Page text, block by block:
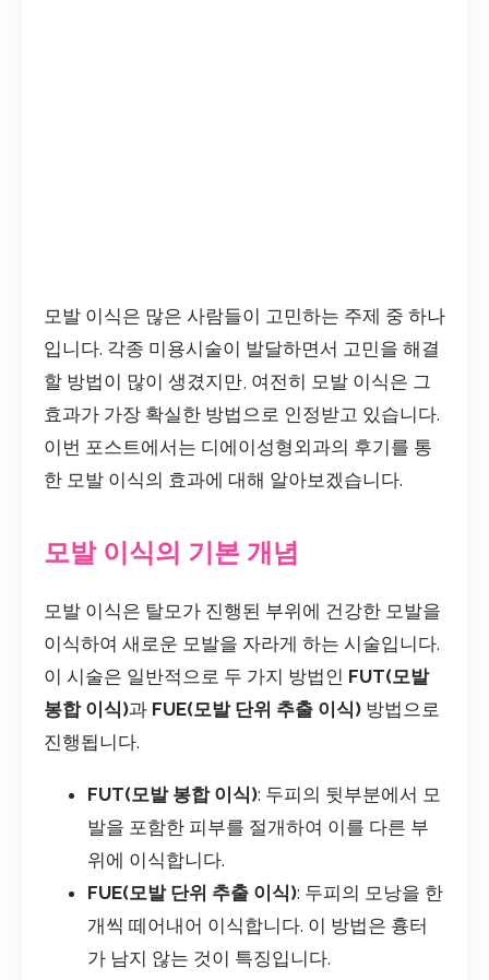
모발 이식은 많은 사람들이 고민하는 주제 중 하나
입니다. 각종 미용시술이 발달하면서 고민을 해결
할 방법이 많이 생겼지만, 여전히 모발 이식은 그
효과가 가장 확실한 방법으로 인정받고 있습니다.
이번 포스트에서는 디에이성형외과의 후기를 통
한 모발 이식의 효과에 대해 알아보겠습니다.
모발 이식의 기본 개념
모발 이식은 탈모가 진행된 부위에 건강한 모발을
이식하여 새로운 모발을 자라게 하는 시술입니다.
이 시술은 일반적으로 두 가지 방법인 FUT(모발
봉합 이식)과 FUE(모발 단위 추출 이식) 방법으로
진행됩니다.
FUT(모발 봉합 이식): 두피의 뒷부분에서 모
발을 포함한 피부를 절개하여 이를 다른 부
위에 이식합니다.
FUE(모발 단위 추출 이식): 두피의 모낭을 한
개씩 떼어내어 이식합니다. 이 방법은 흉터
가 남지 않는 것이 특징입니다.